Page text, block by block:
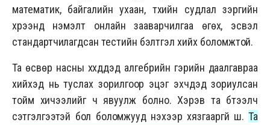
математик, байгалийн ухаан, түүхийн судлал зэргийн
хүрээнд нэмэлт онлайн зааварчилгаа өгөх, эсвэл
стандартчилагдсан тестийн бэлтгэл хийх боломжтой.
Та өсвөр насны хүүхдүүдэд алгебрийн гэрийн даалгавраа
хийхэд нь туслах зорилгоор эцэг эхчүүдэд зориулсан
тойм хичээлийг ч явуулж болно. Хэрэв та бүтээлч
сэтгэлгээтэй бол боломжууд үнэхээр хязгааргүй шүү.Та